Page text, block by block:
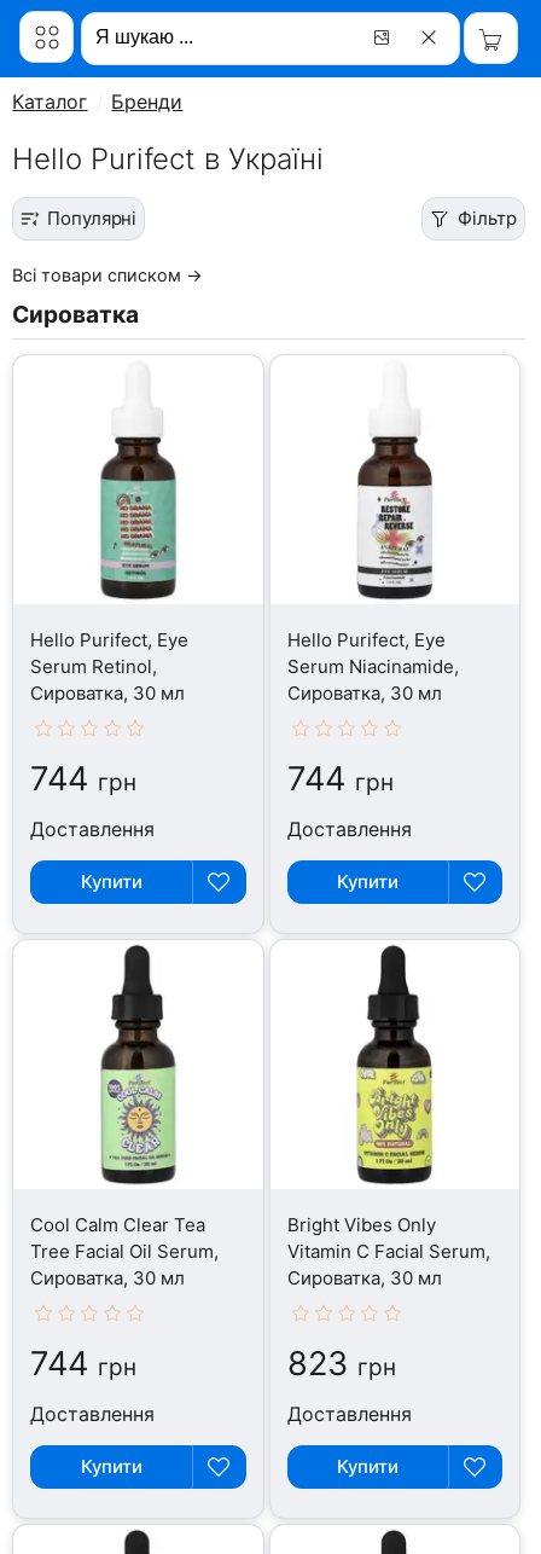
Каталог Бренди
Hello Purifect в Україні
Популярні Фільтр
Всі товари списком →
Сироватка
Hello Purifect, Eye
Serum Retinol,
Сироватка, 30 мл
744 грн
Доставлення
Купити
Hello Purifect, Eye
Serum Niacinamide,
Сироватка, 30 мл
744 грн
Доставлення
Купити
Cool Calm Clear Tea
Tree Facial Oil Serum,
Сироватка, 30 мл
744 грн
Доставлення
Купити
Bright Vibes Only
Vitamin C Facial Serum,
Сироватка, 30 мл
823 грн
Доставлення
Купити